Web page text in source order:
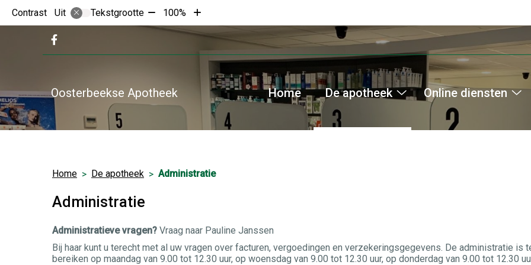
Contrast Uit Tekstgrootte Tekst
verkleinen
100%
Tekst
vergroten
met
10%
Bezoek
onze
Home De apotheek
apotheek
Online diensten
Oosterbeekse Apotheek
Home De apotheek Administratie
Administratie
Administratieve vragen? Vraag naar Pauline Janssen
Bij haar kunt u terecht met al uw vragen over facturen, vergoedingen en verzekeringsgegevens. De administratie is
bereiken op maandag van 9.00 tot 12.30 uur, op woensdag van 9.00 tot 12.30 uur, op donderdag van 9.00 tot 12.30